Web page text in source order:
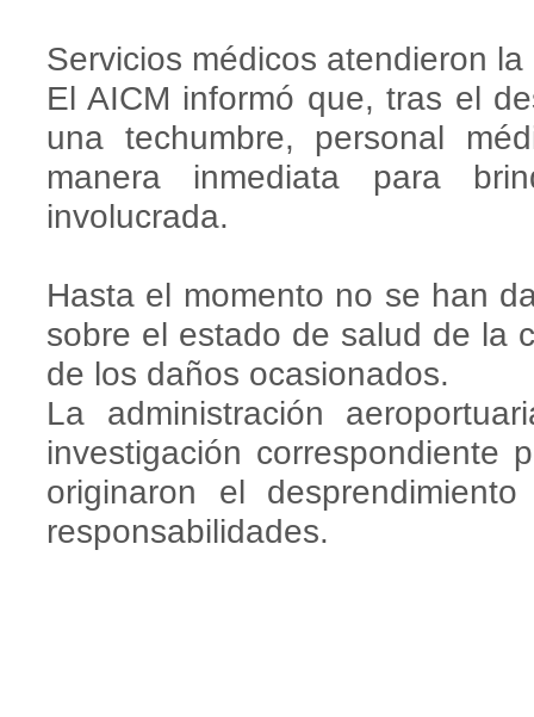
Servicios médicos atendieron
El AICM informó que, tras el
una techumbre, personal
manera inmediata para
involucrada.
Hasta el momento no se han
sobre el estado de salud de la
de los daños ocasionados.
La administración
investigación correspondiente
originaron el
responsabilidades.